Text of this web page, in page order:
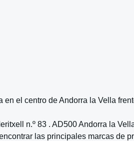
el centro de Andorra la Vella
n.º 83 . AD500 Andorra la
las principales marcas de